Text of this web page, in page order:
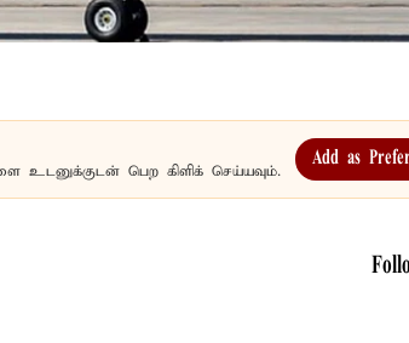
உடனுக்குடன் பெற கிளிக் செய்யவும்.
Add as